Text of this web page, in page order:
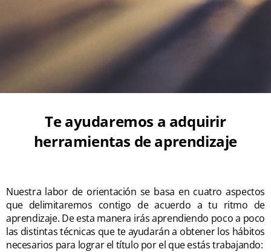
Te ayudaremos a adquirir
herramientas de aprendizaje
Nuestra labor de orientación se basa en cuatro aspectos
que delimitaremos contigo de acuerdo a tu ritmo de
aprendizaje. De esta manera irás aprendiendo poco a poco
las distintas técnicas que te ayudarán a obtener los hábitos
necesarios para lograr el título por el que estás trabajando: